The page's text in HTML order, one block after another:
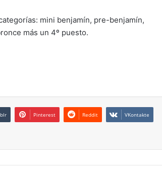
mini benjamín, pre-benjamín,
más un 4º puesto.
Pinterest Reddit VKontakte